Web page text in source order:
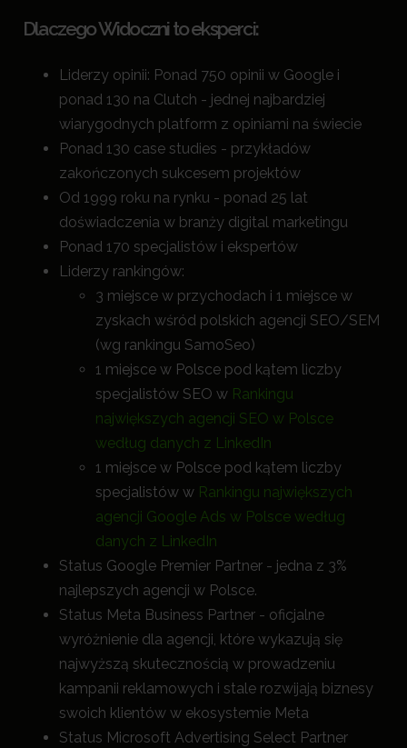
Dlaczego Widoczni to eksperci:
Liderzy opinii: Ponad 750 opinii w Google i
ponad 130 na Clutch - jednej najbardziej
wiarygodnych platform z opiniami na świecie
Ponad 130 case studies - przykładów
zakończonych sukcesem projektów
Od 1999 roku na rynku - ponad 25 lat
doświadczenia w branży digital marketingu
Ponad 170 specjalistów i ekspertów
Liderzy rankingów:
3 miejsce w przychodach i 1 miejsce w
zyskach wśród polskich agencji SEO/SEM
(wg rankingu SamoSeo)
1 miejsce w Polsce pod kątem liczby
specjalistów SEO w Rankingu
największych agencji SEO w Polsce
według danych z LinkedIn
1 miejsce w Polsce pod kątem liczby
specjalistów w Rankingu największych
agencji Google Ads w Polsce według
danych z LinkedIn
Status Google Premier Partner - jedna z 3%
najlepszych agencji w Polsce.
Status Meta Business Partner - oficjalne
wyróżnienie dla agencji, które wykazują się
najwyższą skutecznością w prowadzeniu
kampanii reklamowych i stale rozwijają biznesy
swoich klientów w ekosystemie Meta
Status Microsoft Advertising Select Partner